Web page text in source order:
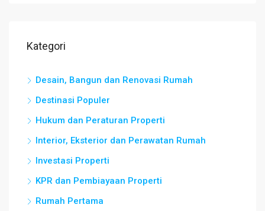
Kategori
Desain, Bangun dan Renovasi Rumah
Destinasi Populer
Hukum dan Peraturan Properti
Interior, Eksterior dan Perawatan Rumah
Investasi Properti
KPR dan Pembiayaan Properti
Rumah Pertama